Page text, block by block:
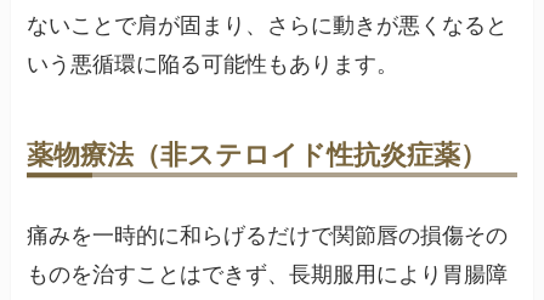
ないことで肩が固まり、さらに動きが悪くなると
いう悪循環に陥る可能性もあります。
薬物療法（非ステロイド性抗炎症薬）
痛みを一時的に和らげるだけで関節唇の損傷その
ものを治すことはできず、長期服用により胃腸障